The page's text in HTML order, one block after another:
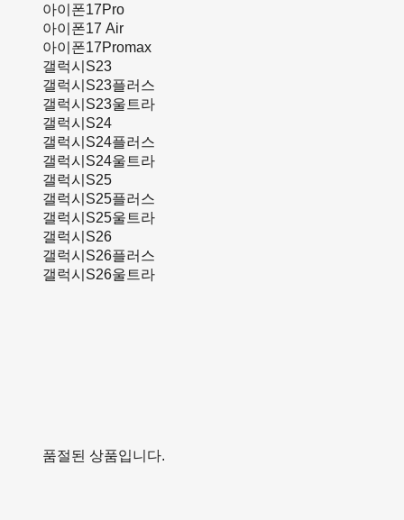
아이폰17Pro
아이폰17 Air
아이폰17Promax
갤럭시S23
갤럭시S23플러스
갤럭시S23울트라
갤럭시S24
갤럭시S24플러스
갤럭시S24울트라
갤럭시S25
갤럭시S25플러스
갤럭시S25울트라
갤럭시S26
갤럭시S26플러스
갤럭시S26울트라
품절된 상품입니다.